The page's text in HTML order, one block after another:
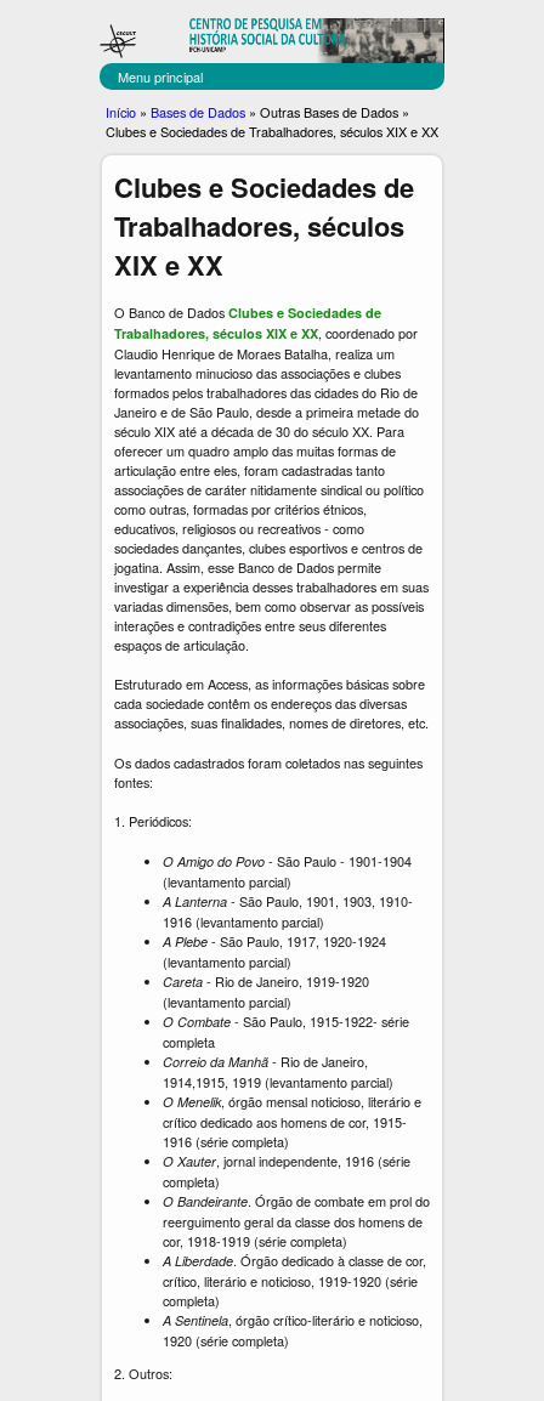
Pular
para
o
conteúdo
principal
C
E
C
U
L
T
Menu principal
Você
está
aqui
Início » Bases de Dados » Outras Bases de Dados »
Clubes e Sociedades de Trabalhadores, séculos XIX e XX
Clubes e Sociedades de
Trabalhadores, séculos
XIX e XX
O Banco de Dados Clubes e Sociedades de
Trabalhadores, séculos XIX e XX, coordenado por
Claudio Henrique de Moraes Batalha, realiza um
levantamento minucioso das associações e clubes
formados pelos trabalhadores das cidades do Rio de
Janeiro e de São Paulo, desde a primeira metade do
século XIX até a década de 30 do século XX. Para
oferecer um quadro amplo das muitas formas de
articulação entre eles, foram cadastradas tanto
associações de caráter nitidamente sindical ou político
como outras, formadas por critérios étnicos,
educativos, religiosos ou recreativos - como
sociedades dançantes, clubes esportivos e centros de
jogatina. Assim, esse Banco de Dados permite
investigar a experiência desses trabalhadores em suas
variadas dimensões, bem como observar as possíveis
interações e contradições entre seus diferentes
espaços de articulação.
Estruturado em Access, as informações básicas sobre
cada sociedade contêm os endereços das diversas
associações, suas finalidades, nomes de diretores, etc.
Os dados cadastrados foram coletados nas seguintes
fontes:
1. Periódicos:
O Amigo do Povo - São Paulo - 1901-1904
(levantamento parcial)
A Lanterna - São Paulo, 1901, 1903, 1910-
1916 (levantamento parcial)
A Plebe - São Paulo, 1917, 1920-1924
(levantamento parcial)
Careta - Rio de Janeiro, 1919-1920
(levantamento parcial)
O Combate - São Paulo, 1915-1922- série
completa
Correio da Manhã - Rio de Janeiro,
1914,1915, 1919 (levantamento parcial)
O Menelik, órgão mensal noticioso, literário e
crítico dedicado aos homens de cor, 1915-
1916 (série completa)
O Xauter, jornal independente, 1916 (série
completa)
O Bandeirante. Órgão de combate em prol do
reerguimento geral da classe dos homens de
cor, 1918-1919 (série completa)
A Liberdade. Órgão dedicado à classe de cor,
crítico, literário e noticioso, 1919-1920 (série
completa)
A Sentinela, órgão crítico-literário e noticioso,
1920 (série completa)
2. Outros: